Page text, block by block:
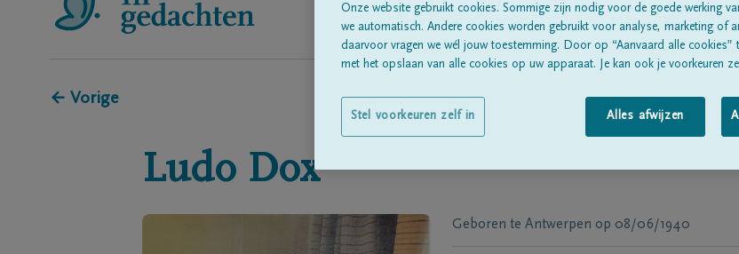
Alle rouwberichten
← Vorige
Ludo Dox
Geboren te Antwerpen op 08/06/1940
Onze website gebruikt cookies. Sommige zijn nodig voor de goede werking
we automatisch. Andere cookies worden gebruikt voor analyse, marketing of
daarvoor vragen we wél jouw toestemming. Door op “Aanvaard alle cookies”
met het opslaan van alle cookies op uw apparaat. Je kan ook je voorkeuren
Alles afwijzen
Stel voorkeuren zelf in